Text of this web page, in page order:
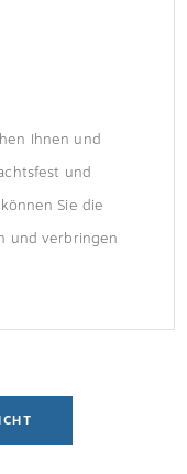
Ihnen und
und
Sie die
und verbringen
„Ich werde